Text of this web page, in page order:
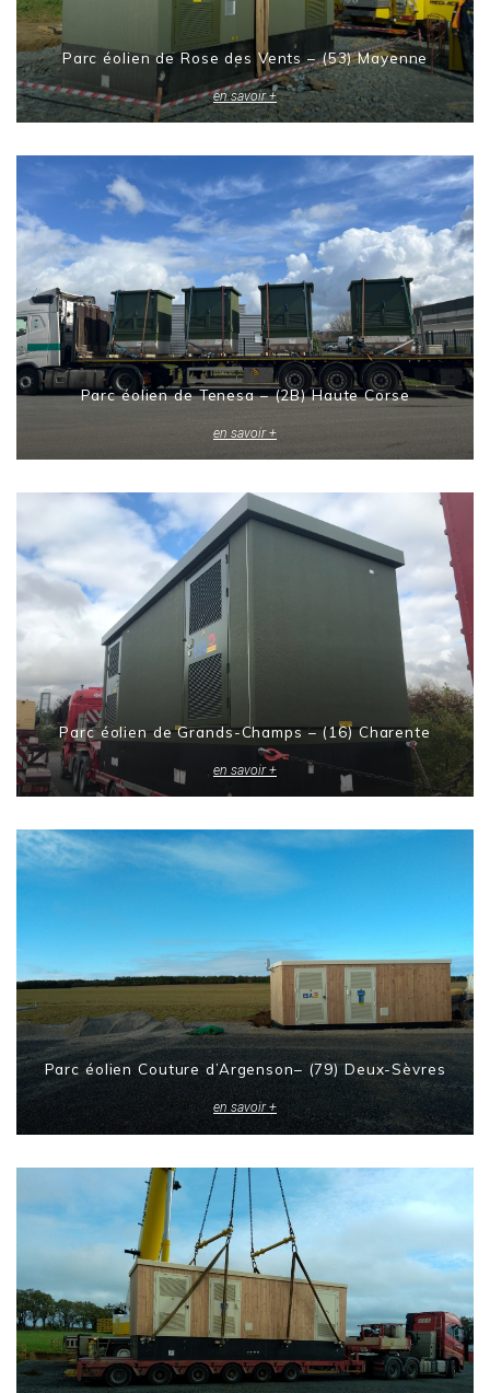
Parc éolien de Rose des Vents – (53) Mayenne
en savoir +
Parc éolien de Tenesa – (2B) Haute Corse
en savoir +
Parc éolien de Grands-Champs – (16) Charente
en savoir +
Parc éolien Couture d’Argenson– (79) Deux-Sèvres
en savoir +